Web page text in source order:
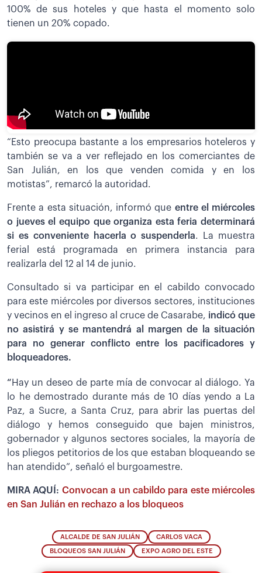
100% de sus hoteles y que hasta el momento solo
tienen un 20% copado.
“Esto preocupa bastante a los empresarios hoteleros y
también se va a ver reflejado en los comerciantes de
San Julián, en los que venden comida y en los
motistas”, remarcó la autoridad.
Frente a esta situación, informó que entre el miércoles
o jueves el equipo que organiza esta feria determinará
si es conveniente hacerla o suspenderla. La muestra
ferial está programada en primera instancia para
realizarla del 12 al 14 de junio.
Consultado si va participar en el cabildo convocado
para este miércoles por diversos sectores, instituciones
y vecinos en el ingreso al cruce de Casarabe, indicó que
no asistirá y se mantendrá al margen de la situación
para no generar conflicto entre los pacificadores y
bloqueadores.
“Hay un deseo de parte mía de convocar al diálogo. Ya
lo he demostrado durante más de 10 días yendo a La
Paz, a Sucre, a Santa Cruz, para abrir las puertas del
diálogo y hemos conseguido que bajen ministros,
gobernador y algunos sectores sociales, la mayoría de
los pliegos petitorios de los que estaban bloqueando se
han atendido”, señaló el burgoamestre.
MIRA AQUÍ: Convocan a un cabildo para este miércoles
en San Julián en rechazo a los bloqueos
ALCALDE DE SAN JULIÁN CARLOS VACA
BLOQUEOS SAN JULIÁN EXPO AGRO DEL ESTE